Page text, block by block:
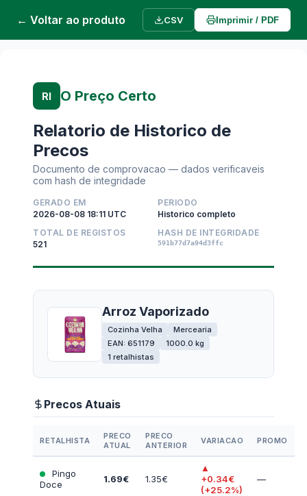
← Voltar ao produto CSV Imprimir / PDF
RI O Preço Certo
Relatorio de Historico de
Precos
Documento de comprovacao — dados verificaveis
com hash de integridade
GERADO EM
2026-08-08 18:11 UTC
PERIODO
Historico completo
TOTAL DE REGISTOS
521
HASH DE INTEGRIDADE
591b77d7a94d3ffc
Arroz Vaporizado
Cozinha Velha
Mercearia
EAN: 651179
1000.0 kg
1 retalhistas
Precos Atuais
RETALHISTA
PRECO
ATUAL
PRECO
ANTERIOR
VARIACAO PROMO
Pingo
Doce
1.69€ 1.35€
▲
+0.34€
(+25.2%)
—